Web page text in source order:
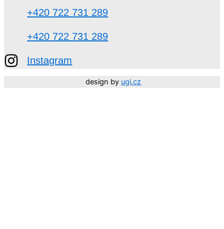
+420 722 731 289
+420 722 731 289
Instagram
design by ugi.cz